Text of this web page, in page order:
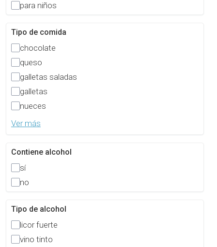
para niños
Tipo de comida
chocolate
queso
galletas saladas
galletas
nueces
Ver más
Contiene alcohol
sí
no
Tipo de alcohol
licor fuerte
vino tinto